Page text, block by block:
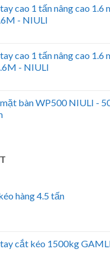
cao 1 tấn nâng cao 1.6
- NIULI
cao 1 tấn nâng cao 1.6
- NIULI
bàn WP500 NIULI -
hàng 4.5 tấn
tay cắt kéo 1500kg